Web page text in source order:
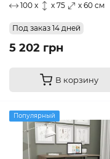
100 x x 75 x 60 см
Под заказ 14 дней
5 202 грн
В корзину
Популярный